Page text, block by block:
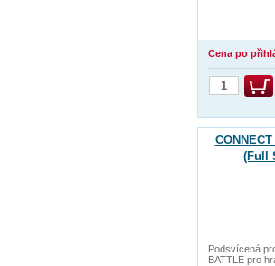
Cena po
(Full
Podsvícená
BATTLE pro